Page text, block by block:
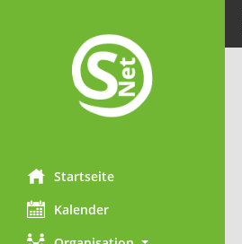
Startseite
Kalender